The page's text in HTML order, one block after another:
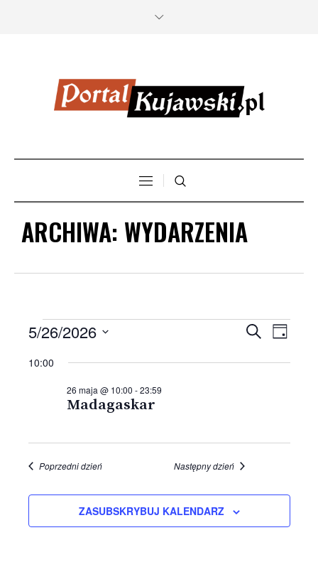
ARCHIWA: WYDARZENIA
WYDARZENIA
FOR
MAJA,
2026
SZUKAJ
DZIEŃ
5/26/2026
datę.
10:00
Madagaskar
26 maja @ 10:00 -23:59
Poprzedni dzień Następny dzień
ZASUBSKRYBUJ KALENDARZ